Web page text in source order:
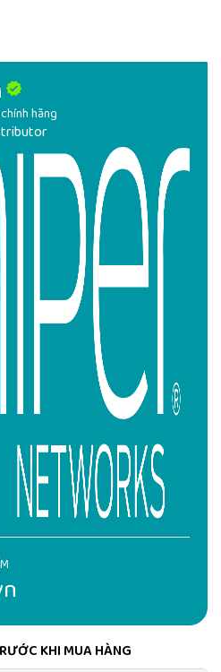
km transmission on SMF
100/1000BASE-T Copper
up to 100m transmission on
các thiết bị chuyển mạch
tờ pháp lý chứng minh nguồn
CO,CQ, Bảo hành tói 12 tháng.
sản phẩm xin vui lòng liên hệ
trên Website để được tư
tin về sản phẩm.
48T-TAA
ĐƯỢC PHÂN PHỐI
PHỐI THIẾT BỊ MẠNG JUNIPER
48T-TAA
hãng
KHI MUA HÀNG